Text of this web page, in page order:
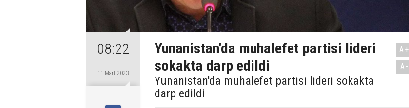
08:22
11 Mart 2023
Yunanistan'da muhalefet partisi lideri
sokakta darp edildi
Yunanistan'da muhalefet partisi lideri sokakta
darp edildi
A+
A-